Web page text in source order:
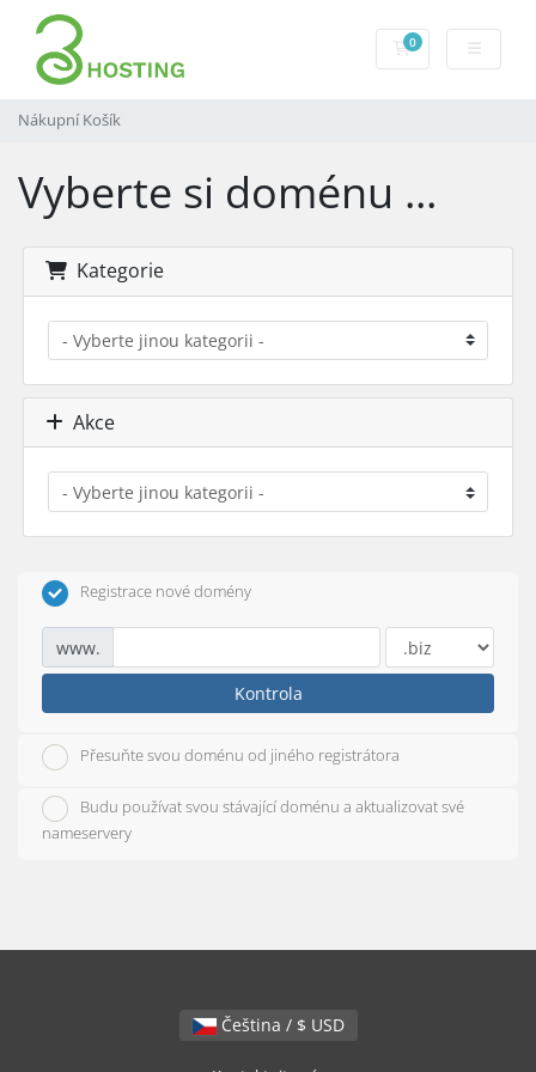
0Nákupní Košík
Nákupní Košík
Vyberte si doménu ...
Kategorie
Akce
Registrace nové domény
www.
Kontrola
Přesuňte svou doménu od jiného registrátora
Budu používat svou stávající doménu a aktualizovat své
nameservery
Čeština / $ USD